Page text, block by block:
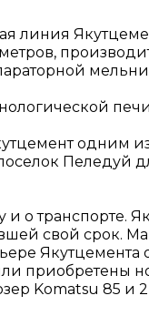
линия
Пеледуй
и о транспорте.
свой срок.
приобретены
Komatsu 85 и